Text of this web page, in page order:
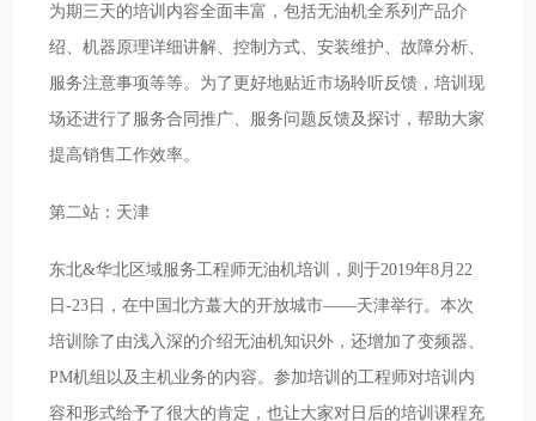
为期三天的培训内容全面丰富，包括无油机全系列产品介
绍、机器原理详细讲解、控制方式、安装维护、故障分析、
服务注意事项等等。为了更好地贴近市场聆听反馈，培训现
场还进行了服务合同推广、服务问题反馈及探讨，帮助大家
提高销售工作效率。
第二站：天津
东北&华北区域服务工程师无油机培训，则于2019年8月22
日-23日，在中国北方蕞大的开放城市——天津举行。本次
培训除了由浅入深的介绍无油机知识外，还增加了变频器、
PM机组以及主机业务的内容。参加培训的工程师对培训内
容和形式给予了很大的肯定，也让大家对日后的培训课程充